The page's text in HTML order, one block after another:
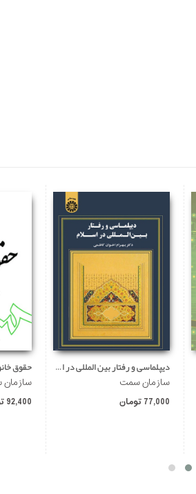
دیپلماسی و رفتار بین المللی در اسلام
سازمان سمت
77,000 تومان
حقوق
92,400 تومان